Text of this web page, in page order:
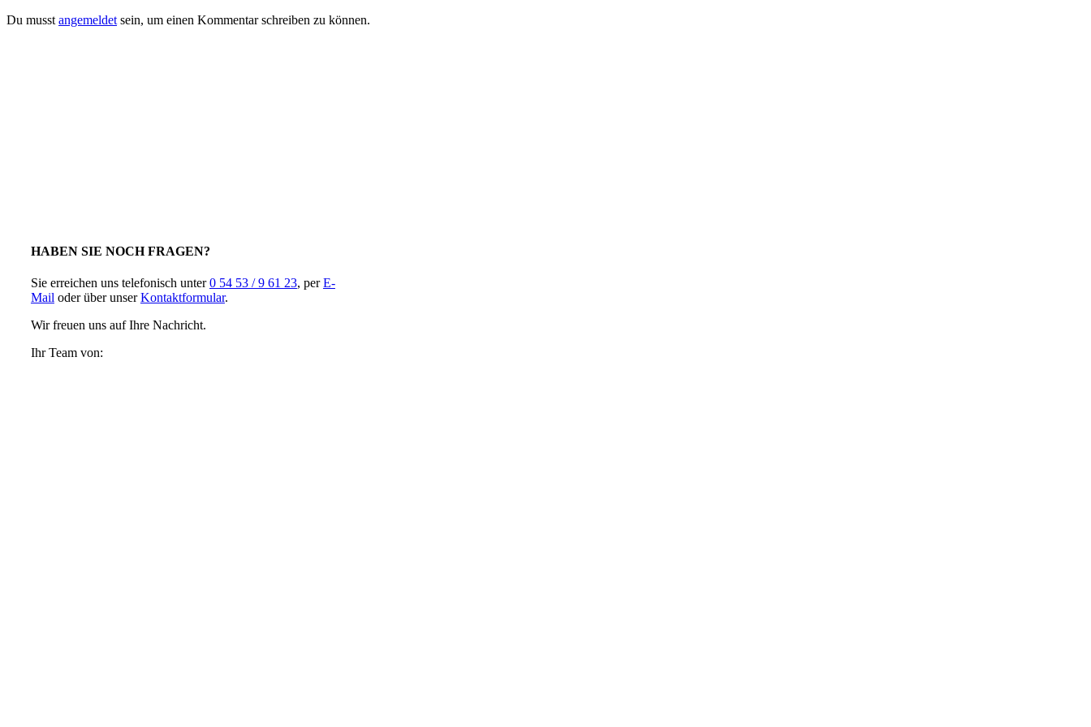
Du musst angemeldet sein, um einen Kommentar schreiben zu können.
HABEN SIE NOCH FRAGEN?
Sie erreichen uns telefonisch unter0 54 53 / 9 61 23, perE-
Mail oder über unserKontaktformular.
Wir freuen uns auf Ihre Nachricht.
Ihr Team von: